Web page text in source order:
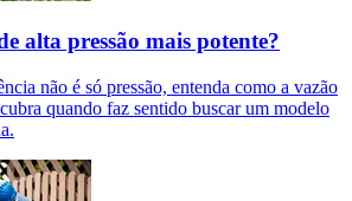
alta pressão mais potente?
não é só pressão, entenda como a vazão
quando faz sentido buscar um modelo